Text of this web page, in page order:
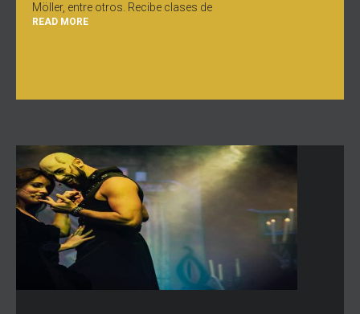
Möller, entre otros. Recibe clases de
READ MORE